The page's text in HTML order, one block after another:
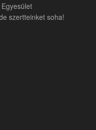
szertteinket soha!